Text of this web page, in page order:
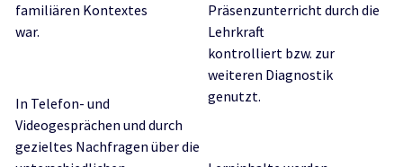
familiären Kontextes
war.
In Telefon- und
Videogesprächen und durch
gezieltes Nachfragen über die
Präsenzunterricht durch die
Lehrkraft
kontrolliert bzw. zur
weiteren Diagnostik
genutzt.